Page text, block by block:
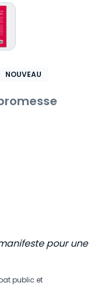
NOUVEAU
pour une
public et